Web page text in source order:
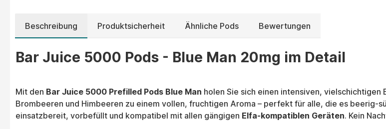
Beschreibung Produktsicherheit Ähnliche Pods Bewertungen
Bar Juice 5000 Pods - Blue Man 20mg im Detail
Mit den Bar Juice 5000 Prefilled Pods Blue Man holen Sie sich einen intensiven,
Brombeeren und Himbeeren zu einem vollen, fruchtigen Aroma – perfekt für alle, die es beerig-
einsatzbereit, vorbefüllt und kompatibel mit allen gängigen Elfa-kompatiblen Geräten. Kein